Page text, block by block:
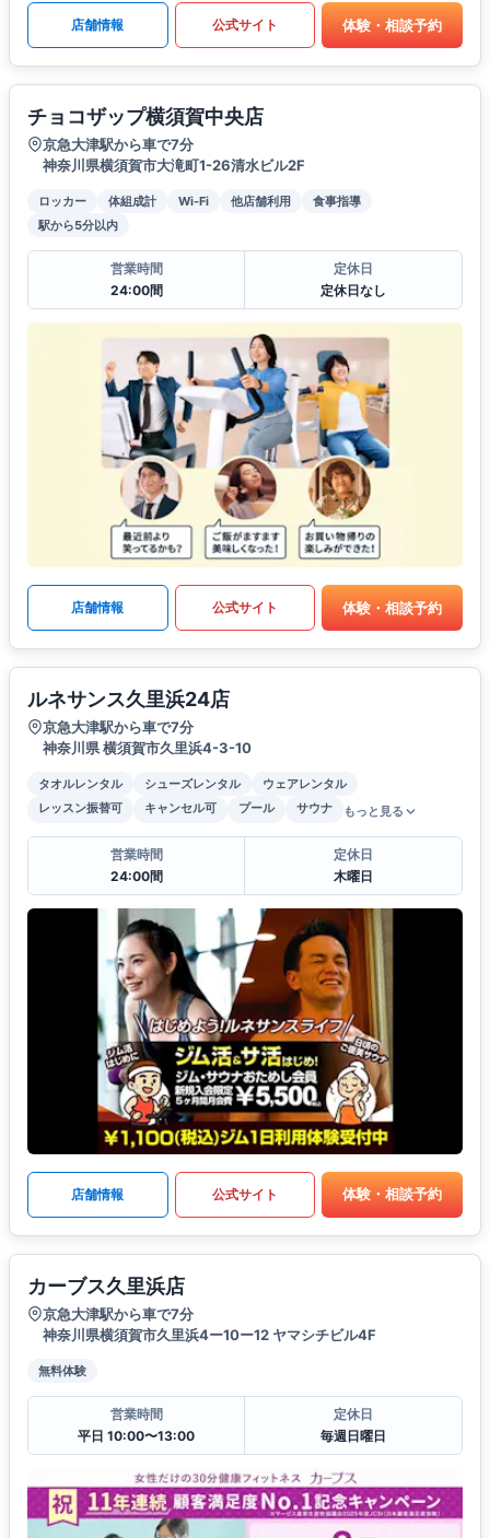
店舗情報 公式サイト 体験・相談予約
チョコザップ横須賀中央店
京急大津駅から車で7分
神奈川県横須賀市大滝町1-26清水ビル2F
ロッカー 体組成計 Wi-Fi 他店舗利用
食事指導
駅から5分以内
営業時間
24:00間
定休日
定休日なし
店舗情報 公式サイト 体験・相談予約
ルネサンス久里浜24店
京急大津駅から車で7分
神奈川県 横須賀市久里浜4-3-10
タオルレンタル シューズレンタル
ウェアレンタル
レッスン振替可
キャンセル可 プール サウナ もっと見る
営業時間
24:00間
定休日
木曜日
店舗情報 公式サイト 体験・相談予約
カーブス久里浜店
京急大津駅から車で7分
神奈川県横須賀市久里浜4ー10ー12 ヤマシチビル4F
無料体験
営業時間
平日 10:00〜13:00
定休日
毎週日曜日